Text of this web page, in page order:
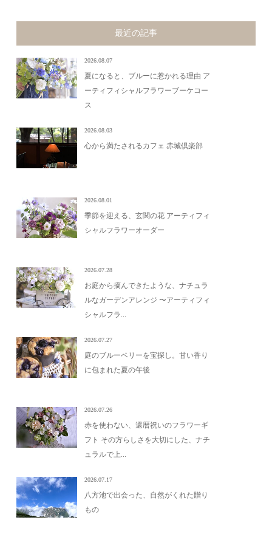
最近の記事
2026.08.07
夏になると、ブルーに惹かれる理由 ア
ーティフィシャルフラワーブーケコー
ス
2026.08.03
心から満たされるカフェ 赤城倶楽部
2026.08.01
季節を迎える、玄関の花 アーティフィ
シャルフラワーオーダー
2026.07.28
お庭から摘んできたような、ナチュラ
ルなガーデンアレンジ 〜アーティフィ
シャルフラ...
2026.07.27
庭のブルーベリーを宝探し。甘い香り
に包まれた夏の午後
2026.07.26
赤を使わない、還暦祝いのフラワーギ
フト その方らしさを大切にした、ナチ
ュラルで上...
2026.07.17
八方池で出会った、自然がくれた贈り
もの